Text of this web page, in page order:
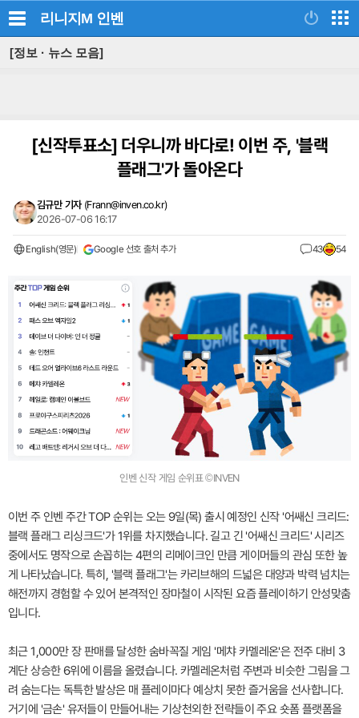
리니지M 인벤
[정보 · 뉴스 모음]
[신작투표소]더우니까 바다로! 이번 주, '블랙
플래그'가 돌아온다
김규만 기자 (Frann@inven.co.kr)
2026-07-06 16:17
English(영문) Google 선호 출처 추가 43 54
인벤 신작 게임 순위표 ©INVEN
이번 주 인벤 주간 TOP 순위는 오는 9일(목) 출시 예정인 신작 '어쌔신 크리드:
블랙 플래그 리싱크드'가 1위를 차지했습니다. 길고 긴 '어쌔신 크리드' 시리즈
중에서도 명작으로 손꼽히는 4편의 리메이크인 만큼 게이머들의 관심 또한 높
게 나타났습니다. 특히, '블랙 플래그'는 카리브해의 드넓은 대양과 박력 넘치는
해전까지 경험할 수 있어 본격적인 장마철이 시작된 요즘 플레이하기 안성맞춤
입니다.
최근 1,000만 장 판매를 달성한 숨바꼭질 게임 '메챠 카멜레온'은 전주 대비 3
계단 상승한 6위에 이름을 올렸습니다. 카멜레온처럼 주변과 비슷한 그림을 그
려 숨는다는 독특한 발상은 매 플레이마다 예상치 못한 즐거움을 선사합니다.
거기에 '금손' 유저들이 만들어내는 기상천외한 전략들이 주요 숏폼 플랫폼을